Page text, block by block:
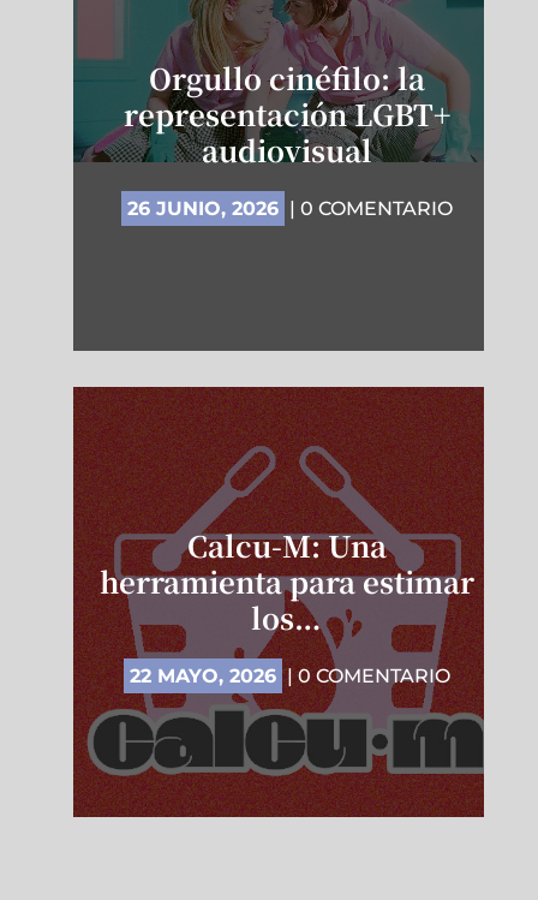
Orgullo cinéfilo: la
representación LGBT+
audiovisual
26 JUNIO, 2026 | 0 COMENTARIO
Calcu-M: Una
herramienta para estimar
los…
22 MAYO, 2026 | 0 COMENTARIO